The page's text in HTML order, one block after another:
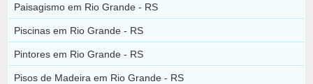
Paisagismo em Rio Grande - RS
Piscinas em Rio Grande - RS
Pintores em Rio Grande - RS
Pisos de Madeira em Rio Grande - RS